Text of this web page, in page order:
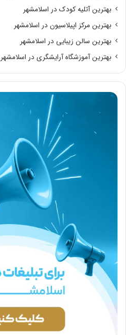
بهترین آتلیه کودک در اسلامشهر
بهترین مرکز اپیلاسیون در اسلامشهر
بهترین سالن زیبایی در اسلامشهر
بهترین آموزشگاه آرایشگری در اسلامشهر